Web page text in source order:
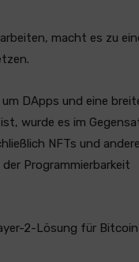
macht es zu
DApps und eine
wurde es im
NFTs und
Programmierbarkeit
2-Lösung für